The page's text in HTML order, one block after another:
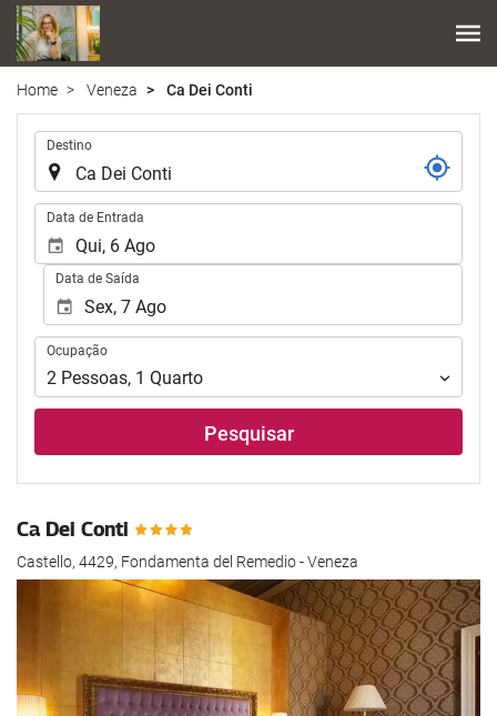
Home Veneza Ca Dei Conti
Destino
Data de Entrada
Data de Saída
Ocupação
Ocupação
2 Pessoas, 1 Quarto
Pesquisar
Ca Dei Conti
Castello, 4429, Fondamenta del Remedio - Veneza